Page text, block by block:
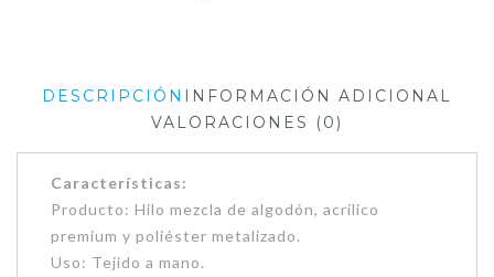
DESCRIPCIÓN INFORMACIÓN ADICIONAL
VALORACIONES (0)
Características:
Producto: Hilo mezcla de algodón, acrílico
premium y poliéster metalizado.
Uso: Tejido a mano.